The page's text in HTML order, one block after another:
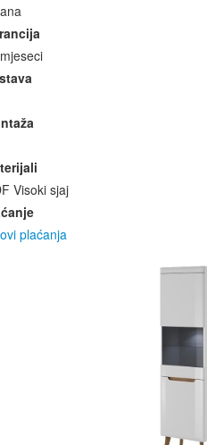
Visoki sjaj
plaćanja